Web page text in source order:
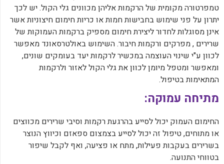
טמפרטורה מקומית של הרקמות אליהן מכוונים גלי הקול. יש לכך
יתרון על פני שימוש בחבישות חמות או כריות חימום חיצוניות אשר
אינן מסוגלות לחדור ליצירת חימום מספיק ברקמות העמוקות של
שרירים , מפרקים ורקמות חיבור. השימוש באולטרסאונד מאפשר
לכוון ע"י שינוי העוצמה במכשיר לרקמות יעד בעומקים שונים,
ומאפשר ומטפל מיומן לכוון את גלי הקול לאזור ולרקמות
המתאימות בטיפול.
מתיחה עמוקה:
החימום העמוק יכול לסייע בהרגעת רקמות וסיבי שרירים מכווצים
או מתוחים, טיפול זה יכול לסייע בצמצום ספאזם וכיווץ הנוצר
בשרירים בעקבות פעילות, מתח או פציעה, ואף לקבל שיפור
בטווחי התנועה.